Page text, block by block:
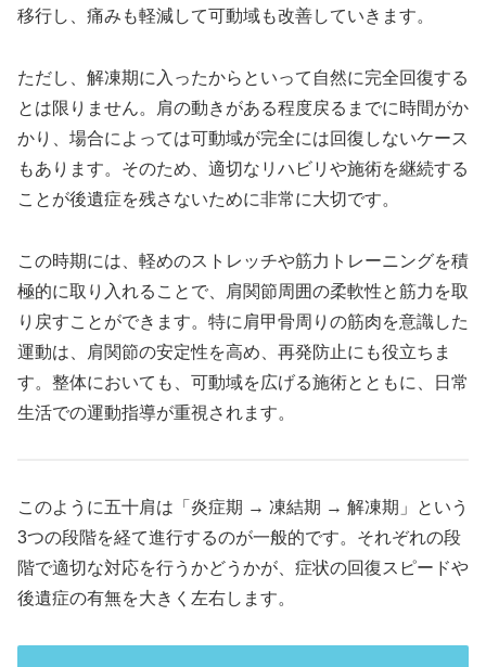
移行し、痛みも軽減して可動域も改善していきます。
ただし、解凍期に入ったからといって自然に完全回復する
とは限りません。肩の動きがある程度戻るまでに時間がか
かり、場合によっては可動域が完全には回復しないケース
もあります。そのため、適切なリハビリや施術を継続する
ことが後遺症を残さないために非常に大切です。
この時期には、軽めのストレッチや筋力トレーニングを積
極的に取り入れることで、肩関節周囲の柔軟性と筋力を取
り戻すことができます。特に肩甲骨周りの筋肉を意識した
運動は、肩関節の安定性を高め、再発防止にも役立ちま
す。整体においても、可動域を広げる施術とともに、日常
生活での運動指導が重視されます。
このように五十肩は「炎症期 → 凍結期 → 解凍期」という
3つの段階を経て進行するのが一般的です。それぞれの段
階で適切な対応を行うかどうかが、症状の回復スピードや
後遺症の有無を大きく左右します。